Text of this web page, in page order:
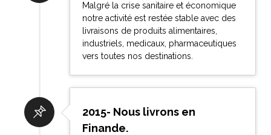
Malgré la crise sanitaire et économique
notre activité est restée stable avec des
livraisons de produits alimentaires,
industriels, medicaux, pharmaceutiques
vers toutes nos destinations.
2015- Nous livrons en
Finande.